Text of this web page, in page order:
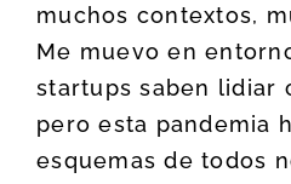
muchos contextos,
Me muevo en
startups saben lidiar
pero esta pandemia
esquemas de todos